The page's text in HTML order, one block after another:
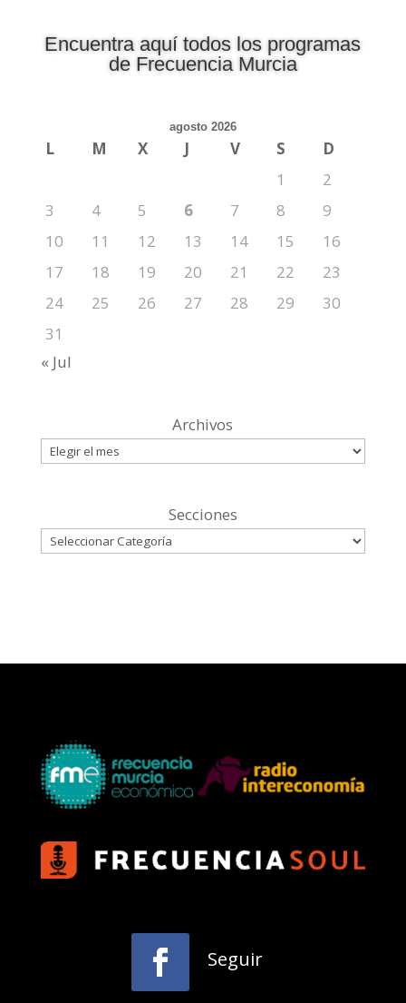
Encuentra aquí todos los programas
de Frecuencia Murcia
agosto 2026
L M X J V S
D
1
2
3
4 5 6 7 8
9
10
11 12 13 14 15
16
17
18 19 20 21 22
23
24
25 26 27 28 29
30
31
« Jul
Archivos
Secciones
Seguir